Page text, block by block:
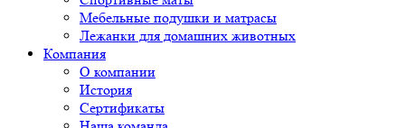
Мебельные подушки и матрасы
Лежанки для домашних животных
Компания
О компании
История
Сертификаты